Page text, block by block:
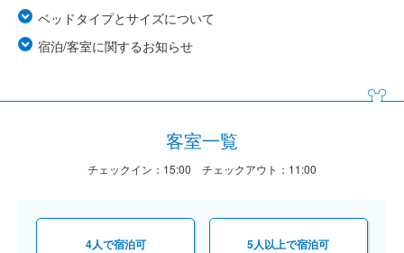
ベッドタイプとサイズについて
宿泊/客室に関するお知らせ
客室一覧
チェックイン：15:00 チェックアウト：11:00
4人で宿泊可 5人以上で宿泊可